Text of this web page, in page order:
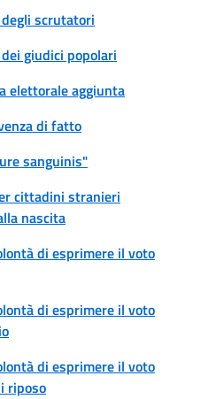
scrutatori
giudici popolari
elettorale aggiunta
di fatto
sanguinis"
cittadini stranieri
nascita
di esprimere il voto
di esprimere il voto
di esprimere il voto
riposo